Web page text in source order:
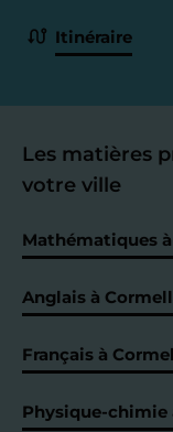
Itinéraire
Les matières
votre ville
Mathématiques
Anglais à
Français à
Physique-chimie